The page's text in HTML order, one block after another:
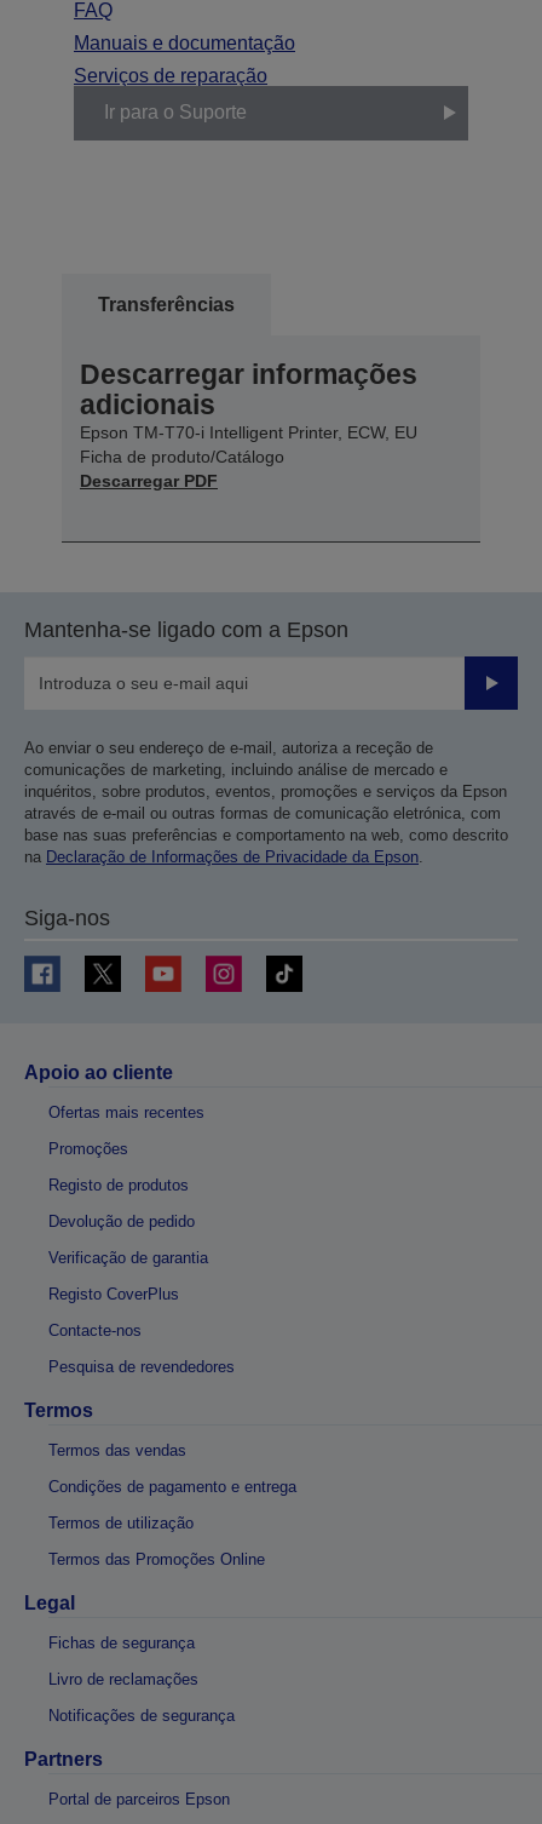
FAQ
Manuais e documentação
Serviços de reparação
Ir para o Suporte
Transferências
Descarregar informações
adicionais
Epson TM-T70-i Intelligent Printer, ECW, EU
Ficha de produto/Catálogo
Descarregar PDF
Mantenha-se ligado com a Epson
Enviar
Ao enviar o seu endereço de e-mail, autoriza a receção de
comunicações de marketing, incluindo análise de mercado e
inquéritos, sobre produtos, eventos, promoções e serviços da Epson
através de e-mail ou outras formas de comunicação eletrónica, com
base nas suas preferências e comportamento na web, como descrito
na Declaração de Informações de Privacidade da Epson
Siga-nos
Apoio ao cliente
Ofertas mais recentes
Promoções
Registo de produtos
Devolução de pedido
Verificação de garantia
Registo CoverPlus
Contacte-nos
Pesquisa de revendedores
Termos
Termos das vendas
Condições de pagamento e entrega
Termos de utilização
Termos das Promoções Online
Legal
Fichas de segurança
Livro de reclamações
Notificações de segurança
Partners
Portal de parceiros Epson